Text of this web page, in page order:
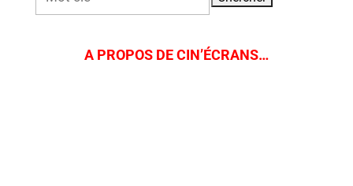
A PROPOS DE CIN’ÉCRANS…